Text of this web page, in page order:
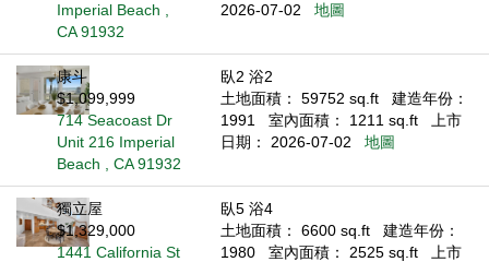
Imperial Beach ,
CA 91932
2026-07-02
地圖
康斗
$1,099,999
714 Seacoast Dr
Unit 216 Imperial
Beach , CA 91932
臥2 浴2
土地面積： 59752 sq.ft
建造年份：
1991
室內面積： 1211 sq.ft
上市
日期： 2026-07-02
地圖
獨立屋
$1,329,000
1441 California St
臥5 浴4
土地面積： 6600 sq.ft
建造年份：
1980
室內面積： 2525 sq.ft
上市